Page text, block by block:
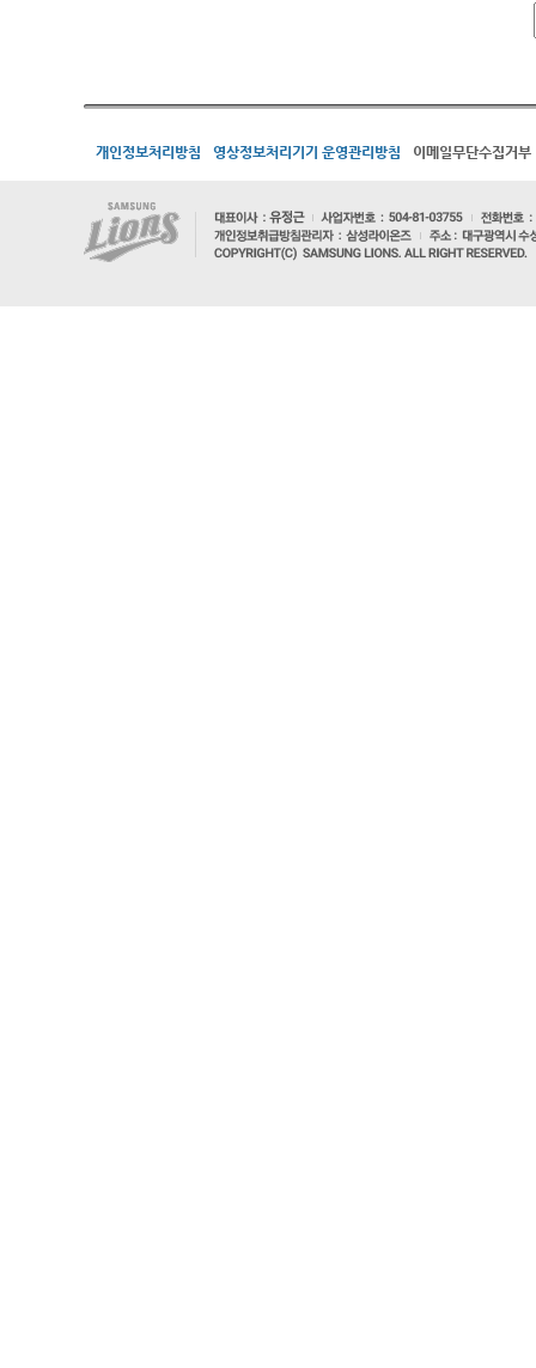
개인정보처리방침 영상정보처리기기 운영관리방침 이메일무단수집거부